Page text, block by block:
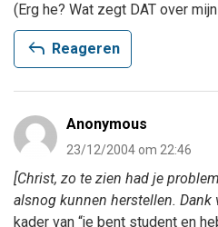
(Erg he? Wat zegt DAT over
reply Reageren
Anonymous
23/12/2004 om 22:46
[Christ, zo te zien had je
alsnog kunnen herstellen. Dank
kader van “je bent student en